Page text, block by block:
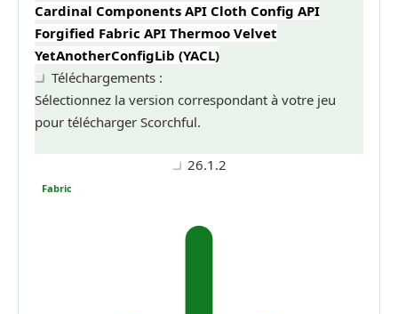
Cardinal Components API Cloth Config API
Forgified Fabric API Thermoo Velvet
YetAnotherConfigLib (YACL)
Téléchargements :
Sélectionnez la version correspondant à votre jeu
pour télécharger Scorchful.
26.1.2
Fabric